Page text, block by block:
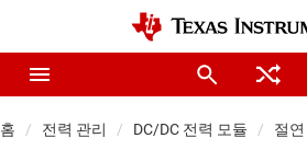
홈 전력 관리 DC/DC 전력 모듈 절